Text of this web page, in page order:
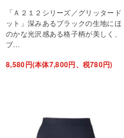
「Ａ２１２シリーズ／グリッタード
ット」深みあるブラックの生地にほ
のかな光沢感ある格子柄が美しく、
ブ…
8,580円(本体7,800円、税780円)